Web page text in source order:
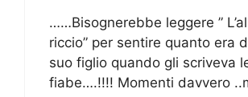
……Bisognerebbe leggere ”
riccio” per sentire quanto era
suo figlio quando gli scriveva
fiabe….!!!! Momenti davvero